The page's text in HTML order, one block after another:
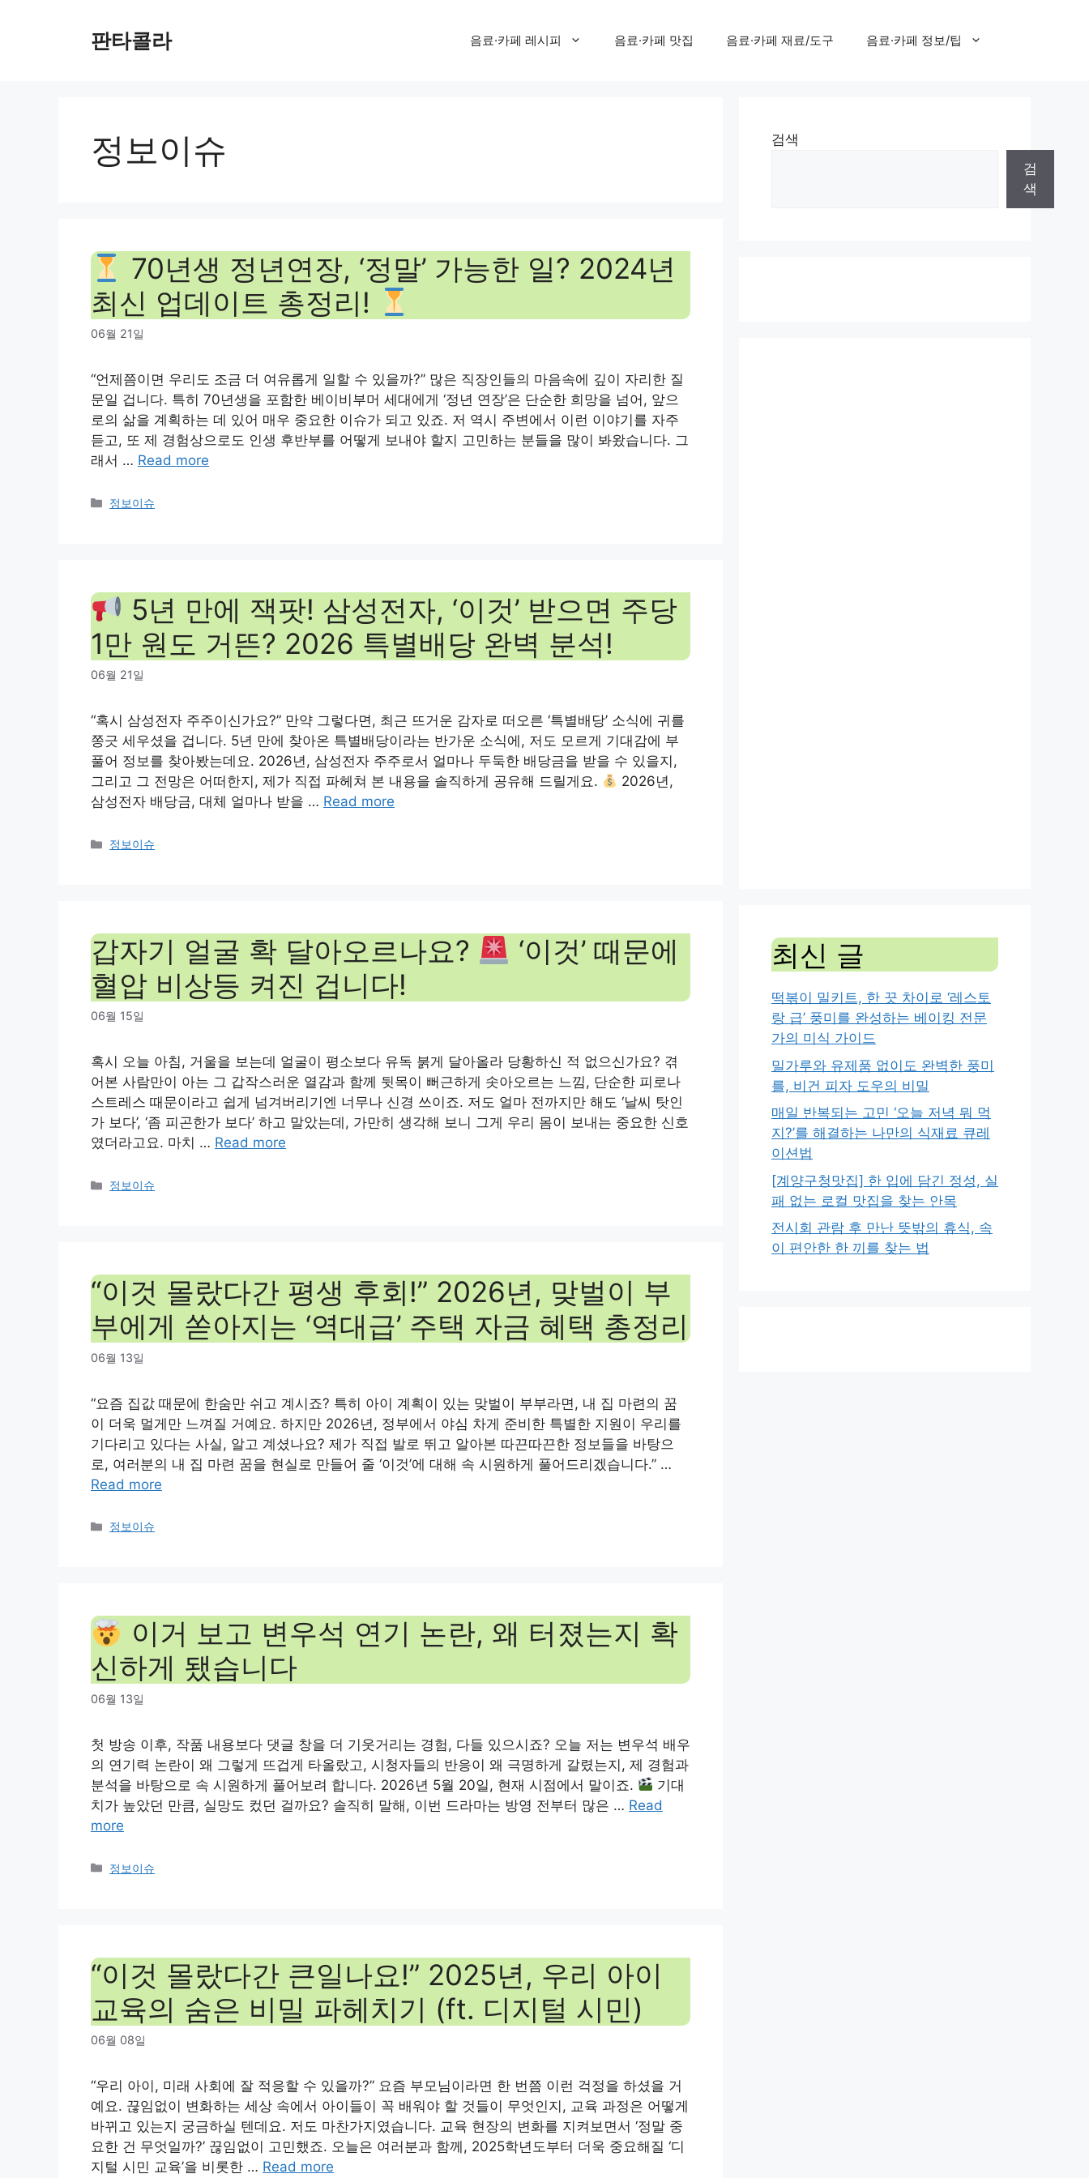
판타콜라 음료·카페 레시피 음료·카페 맛집 음료·카페 재료/도구 음료·카페 정보/팁
정보이슈
70년생 정년연장, ‘정말’ 가능한 일? 2024년
최신 업데이트 총정리!
06월 21일
“언제쯤이면 우리도 조금 더 여유롭게 일할 수 있을까?” 많은 직장인들의 마음속에 깊이 자리한 질
문일 겁니다. 특히 70년생을 포함한 베이비부머 세대에게 ‘정년 연장’은 단순한 희망을 넘어, 앞으
로의 삶을 계획하는 데 있어 매우 중요한 이슈가 되고 있죠. 저 역시 주변에서 이런 이야기를 자주
듣고, 또 제 경험상으로도 인생 후반부를 어떻게 보내야 할지 고민하는 분들을 많이 봐왔습니다. 그
래서 … Read more
Categories
정보이슈
5년 만에 잭팟! 삼성전자, ‘이것’ 받으면 주당
1만 원도 거뜬? 2026 특별배당 완벽 분석!
06월 21일
“혹시 삼성전자 주주이신가요?” 만약 그렇다면, 최근 뜨거운 감자로 떠오른 ‘특별배당’ 소식에 귀를
쫑긋 세우셨을 겁니다. 5년 만에 찾아온 특별배당이라는 반가운 소식에, 저도 모르게 기대감에 부
풀어 정보를 찾아봤는데요. 2026년, 삼성전자 주주로서 얼마나 두둑한 배당금을 받을 수 있을지,
그리고 그 전망은 어떠한지, 제가 직접 파헤쳐 본 내용을 솔직하게 공유해 드릴게요.
2026년,
삼성전자 배당금, 대체 얼마나 받을 … Read more
Categories
정보이슈
갑자기 얼굴 확 달아오르나요?
‘이것’ 때문에
혈압 비상등 켜진 겁니다!
06월 15일
혹시 오늘 아침, 거울을 보는데 얼굴이 평소보다 유독 붉게 달아올라 당황하신 적 없으신가요? 겪
어본 사람만이 아는 그 갑작스러운 열감과 함께 뒷목이 뻐근하게 솟아오르는 느낌, 단순한 피로나
스트레스 때문이라고 쉽게 넘겨버리기엔 너무나 신경 쓰이죠. 저도 얼마 전까지만 해도 ‘날씨 탓인
가 보다’, ‘좀 피곤한가 보다’ 하고 말았는데, 가만히 생각해 보니 그게 우리 몸이 보내는 중요한 신호
였더라고요. 마치 … Read more
Categories
정보이슈
“이것 몰랐다간 평생 후회!” 2026년, 맞벌이 부
부에게 쏟아지는 ‘역대급’ 주택 자금 혜택 총정리
06월 13일
“요즘 집값 때문에 한숨만 쉬고 계시죠? 특히 아이 계획이 있는 맞벌이 부부라면, 내 집 마련의 꿈
이 더욱 멀게만 느껴질 거예요. 하지만 2026년, 정부에서 야심 차게 준비한 특별한 지원이 우리를
기다리고 있다는 사실, 알고 계셨나요? 제가 직접 발로 뛰고 알아본 따끈따끈한 정보들을 바탕으
로, 여러분의 내 집 마련 꿈을 현실로 만들어 줄 ‘이것’에 대해 속 시원하게 풀어드리겠습니다.” …
Read more
Categories
정보이슈
이거 보고 변우석 연기 논란, 왜 터졌는지 확
신하게 됐습니다
06월 13일
첫 방송 이후, 작품 내용보다 댓글 창을 더 기웃거리는 경험, 다들 있으시죠? 오늘 저는 변우석 배우
의 연기력 논란이 왜 그렇게 뜨겁게 타올랐고, 시청자들의 반응이 왜 극명하게 갈렸는지, 제 경험과
분석을 바탕으로 속 시원하게 풀어보려 합니다. 2026년 5월 20일, 현재 시점에서 말이죠.
기대
치가 높았던 만큼, 실망도 컸던 걸까요? 솔직히 말해, 이번 드라마는 방영 전부터 많은 … Read
more
Categories
정보이슈
“이것 몰랐다간 큰일나요!” 2025년, 우리 아이
교육의 숨은 비밀 파헤치기 (ft. 디지털 시민)
06월 08일
“우리 아이, 미래 사회에 잘 적응할 수 있을까?” 요즘 부모님이라면 한 번쯤 이런 걱정을 하셨을 거
예요. 끊임없이 변화하는 세상 속에서 아이들이 꼭 배워야 할 것들이 무엇인지, 교육 과정은 어떻게
바뀌고 있는지 궁금하실 텐데요. 저도 마찬가지였습니다. 교육 현장의 변화를 지켜보면서 ‘정말 중
요한 건 무엇일까?’ 끊임없이 고민했죠. 오늘은 여러분과 함께, 2025학년도부터 더욱 중요해질 ‘디
지털 시민 교육’을 비롯한 … Read more
검색
검
색
최신 글
떡볶이 밀키트, 한 끗 차이로 ‘레스토
랑 급’ 풍미를 완성하는 베이킹 전문
가의 미식 가이드
밀가루와 유제품 없이도 완벽한 풍미
를, 비건 피자 도우의 비밀
매일 반복되는 고민 ‘오늘 저녁 뭐 먹
지?’를 해결하는 나만의 식재료 큐레
이션법
[계양구청맛집] 한 입에 담긴 정성, 실
패 없는 로컬 맛집을 찾는 안목
전시회 관람 후 만난 뜻밖의 휴식, 속
이 편안한 한 끼를 찾는 법